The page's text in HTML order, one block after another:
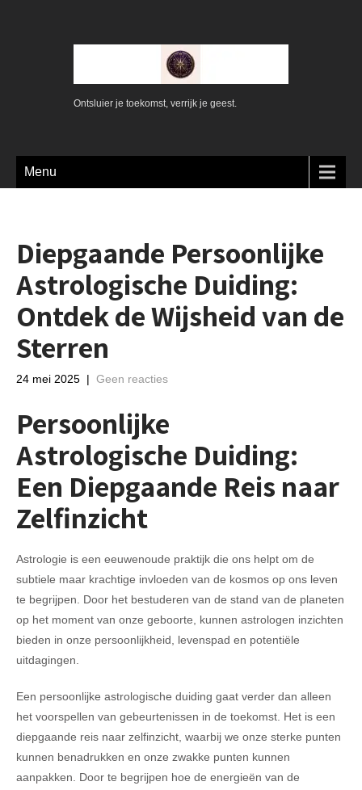
Ontsluier je toekomst, verrijk je geest.
Menu
Diepgaande Persoonlijke
Astrologische Duiding:
Ontdek de Wijsheid van de
Sterren
24 mei 2025 | Geen reacties
Persoonlijke
Astrologische Duiding:
Een Diepgaande Reis naar
Zelfinzicht
Astrologie is een eeuwenoude praktijk die ons helpt om de
subtiele maar krachtige invloeden van de kosmos op ons leven
te begrijpen. Door het bestuderen van de stand van de planeten
op het moment van onze geboorte, kunnen astrologen inzichten
bieden in onze persoonlijkheid, levenspad en potentiële
uitdagingen.
Een persoonlijke astrologische duiding gaat verder dan alleen
het voorspellen van gebeurtenissen in de toekomst. Het is een
diepgaande reis naar zelfinzicht, waarbij we onze sterke punten
kunnen benadrukken en onze zwakke punten kunnen
aanpakken. Door te begrijpen hoe de energieën van de